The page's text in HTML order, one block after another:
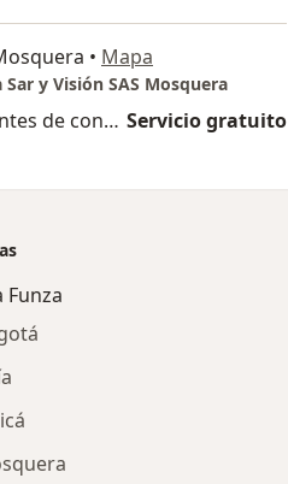
• Mapa
y Visión SAS Mosquera
Adaptación de lentes de contacto Servicio gratuito
Funza